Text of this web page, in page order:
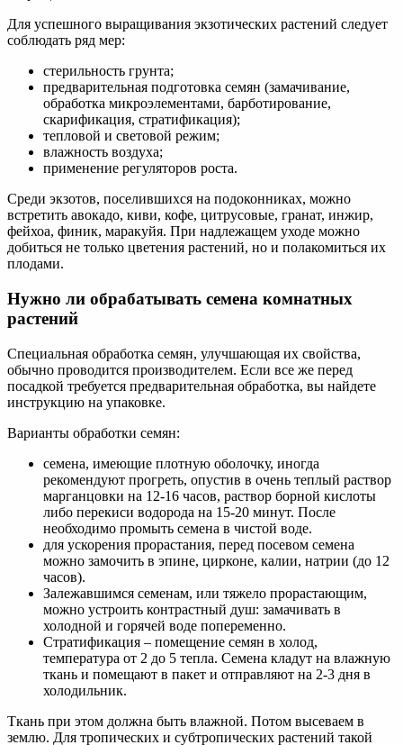
Для успешного выращивания экзотических растений следует
соблюдать ряд мер:
стерильность грунта;
предварительная подготовка семян (замачивание,
обработка микроэлементами, барботирование,
скарификация, стратификация);
тепловой и световой режим;
влажность воздуха;
применение регуляторов роста.
Среди экзотов, поселившихся на подоконниках, можно
встретить авокадо, киви, кофе, цитрусовые, гранат, инжир,
фейхоа, финик, маракуйя. При надлежащем уходе можно
добиться не только цветения растений, но и полакомиться их
плодами.
Нужно ли обрабатывать семена комнатных
растений
Специальная обработка семян, улучшающая их свойства,
обычно проводится производителем. Если все же перед
посадкой требуется предварительная обработка, вы найдете
инструкцию на упаковке.
Варианты обработки семян:
семена, имеющие плотную оболочку, иногда
рекомендуют прогреть, опустив в очень теплый раствор
марганцовки на 12-16 часов, раствор борной кислоты
либо перекиси водорода на 15-20 минут. После
необходимо промыть семена в чистой воде.
для ускорения прорастания, перед посевом семена
можно замочить в эпине, цирконе, калии, натрии (до 12
часов).
Залежавшимся семенам, или тяжело прорастающим,
можно устроить контрастный душ: замачивать в
холодной и горячей воде попеременно.
Стратификация – помещение семян в холод,
температура от 2 до 5 тепла. Семена кладут на влажную
ткань и помещают в пакет и отправляют на 2-3 дня в
холодильник.
Ткань при этом должна быть влажной. Потом высеваем в
землю. Для тропических и субтропических растений такой